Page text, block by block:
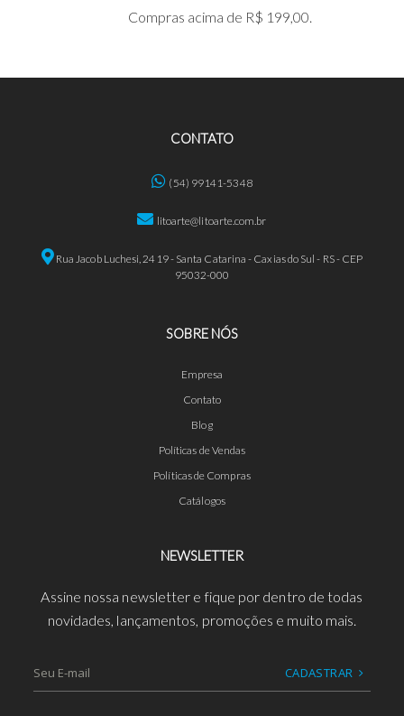
Compras acima de R$ 199,00.
CONTATO
(54) 99141-5348
litoarte@litoarte.com.br
Rua Jacob Luchesi, 2419 - Santa Catarina - Caxias do Sul - RS - CEP
95032-000
SOBRE NÓS
Empresa
Contato
Blog
Políticas de Vendas
Políticas de Compras
Catálogos
NEWSLETTER
Assine nossa newsletter e fique por dentro de todas
novidades, lançamentos, promoções e muito mais.
CADASTRAR